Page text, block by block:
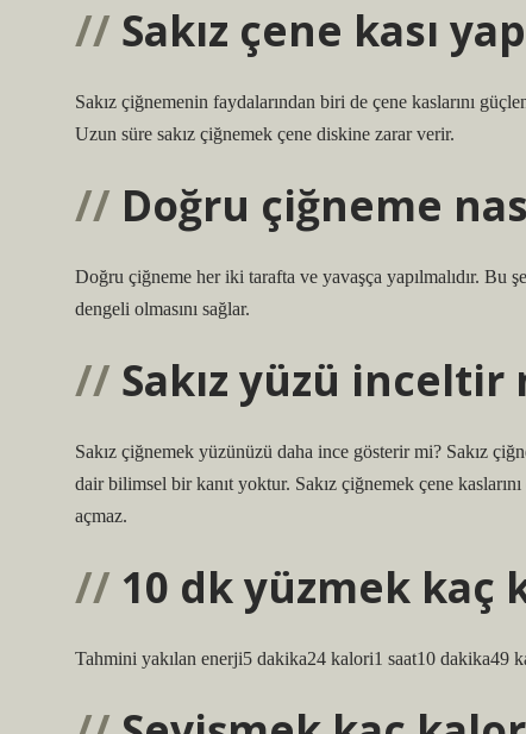
Sakız çene kası
Sakız çiğnemenin faydalarından biri de çene kaslarını
Uzun süre sakız çiğnemek çene diskine zarar verir.
Doğru çiğneme
Doğru çiğneme her iki tarafta ve yavaşça yapılmalıdır. Bu
dengeli olmasını sağlar.
Sakız yüzü inceltir
Sakız çiğnemek yüzünüzü daha ince gösterir mi? Sakız
dair bilimsel bir kanıt yoktur. Sakız çiğnemek çene
açmaz.
10 dk yüzmek kaç
Tahmini yakılan enerji5 dakika24 kalori1 saat10 dakika49